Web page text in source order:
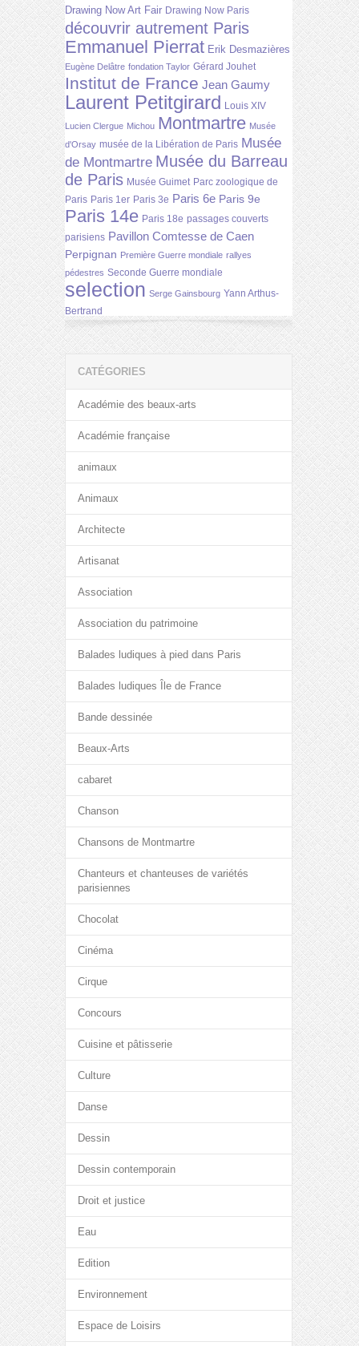
Drawing Now Art Fair Drawing Now Paris
découvrir autrement Paris
Emmanuel Pierrat Erik Desmazières
Eugène Delâtre fondation Taylor Gérard Jouhet
Institut de France Jean Gaumy
Laurent Petitgirard Louis XIV
Lucien Clergue Michou Montmartre Musée
d'Orsay musée de la Libération de Paris Musée
de Montmartre Musée du Barreau
de Paris Musée Guimet Parc zoologique de
Paris Paris 1er Paris 3e Paris 6e Paris 9e
Paris 14e Paris 18e passages couverts
parisiens Pavillon Comtesse de Caen
Perpignan Première Guerre mondiale rallyes
pédestres Seconde Guerre mondiale
selection Serge Gainsbourg Yann Arthus-
Bertrand
CATÉGORIES
Académie des beaux-arts
Académie française
animaux
Animaux
Architecte
Artisanat
Association
Association du patrimoine
Balades ludiques à pied dans Paris
Balades ludiques Île de France
Bande dessinée
Beaux-Arts
cabaret
Chanson
Chansons de Montmartre
Chanteurs et chanteuses de variétés
parisiennes
Chocolat
Cinéma
Cirque
Concours
Cuisine et pâtisserie
Culture
Danse
Dessin
Dessin contemporain
Droit et justice
Eau
Edition
Environnement
Espace de Loisirs